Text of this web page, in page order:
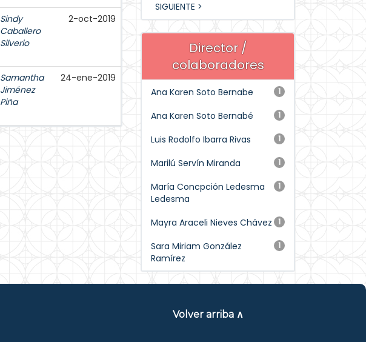
Sindy
Caballero
Silverio
2-oct-2019
Samantha
Jiménez
Piña
24-ene-2019
SIGUIENTE >
Director /
colaboradores
1
Ana Karen Soto Bernabe
1
Ana Karen Soto Bernabé
1
Luis Rodolfo Ibarra Rivas
1
Marilú Servín Miranda
1
María Concpción Ledesma
Ledesma
1
Mayra Araceli Nieves Chávez
1
Sara Miriam González
Ramírez
Volver arriba ∧